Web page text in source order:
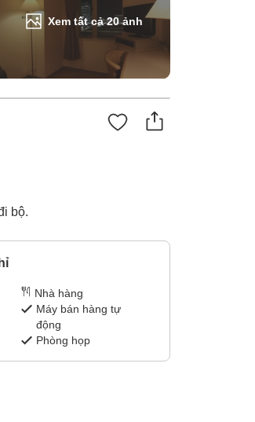
Xem tất cả20ảnh
bộ.
Nhà hàng
Máy bán hàng tự
động
Phòng họp